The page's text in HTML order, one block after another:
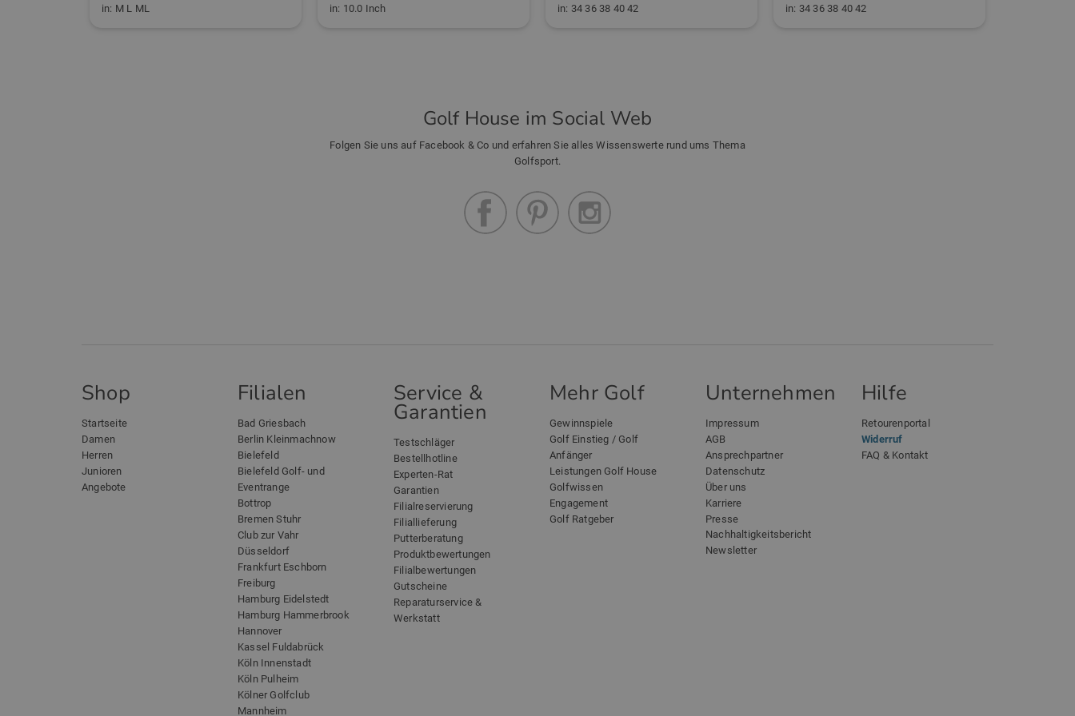
in: M L ML in: 10.0 Inch in: 34 36 38 40 42 in: 34 36 38 40 42
Golf House im Social Web
Folgen Sie uns auf Facebook & Co und erfahren Sie alles Wissenswerte rund ums Thema
Golfsport.
Shop
Startseite
Damen
Herren
Junioren
Angebote
Filialen
Bad Griesbach
Berlin Kleinmachnow
Bielefeld
Bielefeld Golf- und
Eventrange
Bottrop
Bremen Stuhr
Club zur Vahr
Düsseldorf
Frankfurt Eschborn
Freiburg
Hamburg Eidelstedt
Hamburg Hammerbrook
Hannover
Kassel Fuldabrück
Köln Innenstadt
Köln Pulheim
Kölner Golfclub
Mannheim
Service &
Garantien
Testschläger
Bestellhotline
Experten-Rat
Garantien
Filialreservierung
Filiallieferung
Putterberatung
Produktbewertungen
Filialbewertungen
Gutscheine
Reparaturservice &
Werkstatt
Mehr Golf
Gewinnspiele
Golf Einstieg / Golf
Anfänger
Leistungen Golf House
Golfwissen
Engagement
Golf Ratgeber
Unternehmen
Impressum
AGB
Ansprechpartner
Datenschutz
Über uns
Karriere
Presse
Nachhaltigkeitsbericht
Newsletter
Hilfe
Retourenportal
Widerruf
FAQ & Kontakt